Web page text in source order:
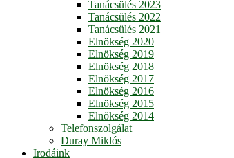
Tanácsülés 2023
Tanácsülés 2022
Tanácsülés 2021
Elnökség 2020
Elnökség 2019
Elnökség 2018
Elnökség 2017
Elnökség 2016
Elnökség 2015
Elnökség 2014
Telefonszolgálat
Duray Miklós
Irodáink